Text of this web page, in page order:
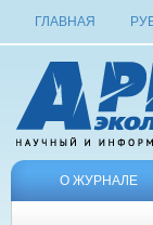
ГЛАВНАЯ
О ЖУРНАЛЕ